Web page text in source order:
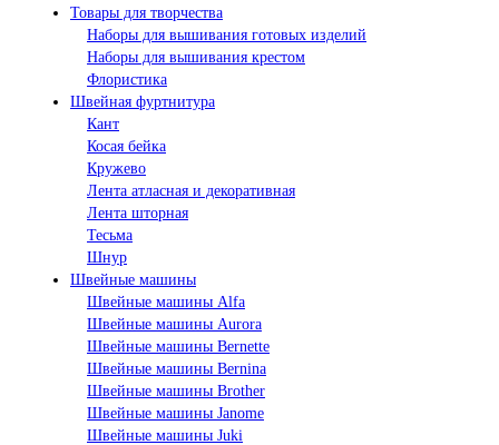
Товары для творчества
Наборы для вышивания готовых изделий
Наборы для вышивания крестом
Флористика
Швейная фуртнитура
Кант
Косая бейка
Кружево
Лента aтласная и декоративная
Лента шторная
Тесьма
Шнур
Швейные машины
Швейные машины Alfa
Швейные машины Aurora
Швейные машины Bernette
Швейные машины Bernina
Швейные машины Brother
Швейные машины Janome
Швейные машины Juki